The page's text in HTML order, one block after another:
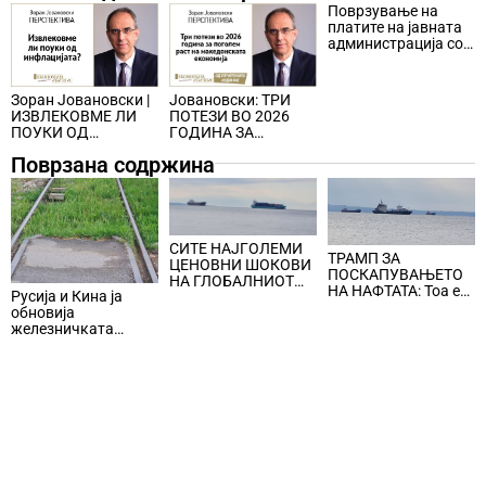
Зоран Јовановски |
ИЗВЛЕКОВМЕ ЛИ
ПОУКИ ОД
Јовановски: ТРИ
ПОТЕЗИ ВО 2026
ГОДИНА ЗА
МАКЕДОНСКАТА
ЕКОНОМИЈА
Поврзување на
платите на јавната
администрација со
Поврзана содржина
Русија и Кина ја
обновија
железничката
СИТЕ НАЈГОЛЕМИ
ЦЕНОВНИ ШОКОВИ
НА ГЛОБАЛНИОТ
ТРАМП ЗА
ПОСКАПУВАЊЕТО
НА НАФТАТА: Тоа е